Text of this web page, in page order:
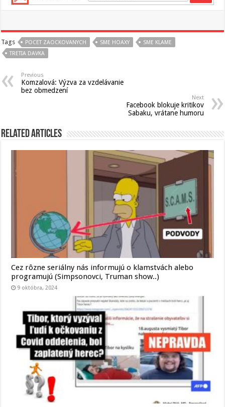
Tags POCET ZAOCKOVANYCH SME HOAXY
SME KLAME
TRETIA DAVKA
Previous
Komzalová: Výzva za vzdelávanie
bez obmedzení
Next
Facebook blokuje kritikov
Sabaku, vrátane humoru
Related Articles
Cez rôzne seriálny nás informujú o klamstvách alebo
programujú (Simpsonovci, Truman show..)
9 októbra, 2024